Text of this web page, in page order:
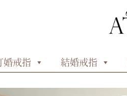
婚戒指 結婚戒指